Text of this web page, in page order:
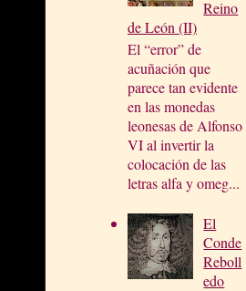
Reino
de León (II)
El “error” de
acuñación que
parece tan evidente
en las monedas
leonesas de Alfonso
VI al invertir la
colocación de las
letras alfa y omeg...
El
Conde
Reboll
edo